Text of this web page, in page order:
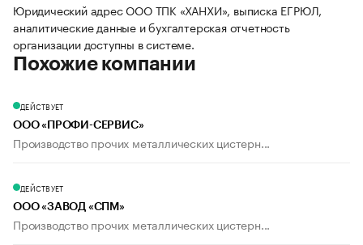
Юридический адрес ООО ТПК «ХАНХИ», выписка ЕГРЮЛ,
аналитические данные и бухгалтерская отчетность
организации доступны в системе.
Похожие компании
ДЕЙСТВУЕТ
ООО «ПРОФИ-СЕРВИС»
Производство прочих металлических цистерн...
ДЕЙСТВУЕТ
ООО «ЗАВОД «СПМ»
Производство прочих металлических цистерн...